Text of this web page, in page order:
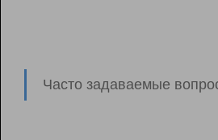
Часто задаваемые